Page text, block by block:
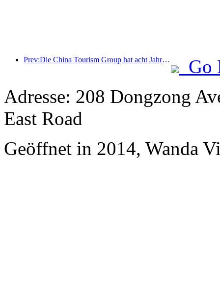
Prev:Die China Tourism Group hat acht Jahre in Folge an der China International Import Expo teilgenommen und dabei Verträge im Wert von über einer Milliarde US-Dollar abgeschlossen.
Go
Adresse: 208 Dongzong
East Road
Geöffnet in 2014, Wanda